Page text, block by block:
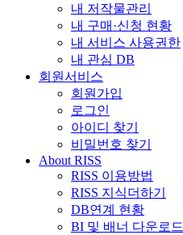
내 저작물관리
내 구매·신청 현황
내 서비스 사용권한
내 관심 DB
회원서비스
회원가입
로그인
아이디 찾기
비밀번호 찾기
About RISS
RISS 이용방법
RISS 지식더하기
DB연계 현황
BI 및 배너 다운로드